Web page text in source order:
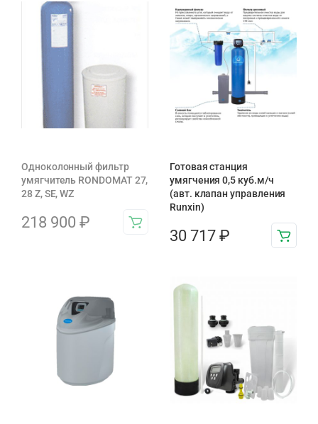
Одноколонный фильтр
умягчитель RONDOMAT 27,
28 Z, SE, WZ
218 900 ₽
Готовая станция
умягчения 0,5 куб.м/ч
(авт. клапан управления
Runxin)
30 717 ₽